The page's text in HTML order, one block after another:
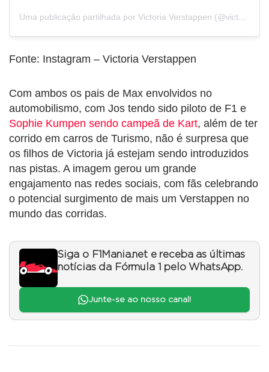
Uma publicação partilhada por Victoria Verstappen (@victoriaverstappen)
Fonte: Instagram – Victoria Verstappen
Com ambos os pais de Max envolvidos no
automobilismo, com Jos tendo sido piloto de F1 e
Sophie Kumpen sendo campeã de Kart, além de ter
corrido em carros de Turismo, não é surpresa que
os filhos de Victoria já estejam sendo introduzidos
nas pistas. A imagem gerou um grande
engajamento nas redes sociais, com fãs celebrando
o potencial surgimento de mais um Verstappen no
mundo das corridas.
Siga o F1Mania.net e receba as últimas
notícias da Fórmula 1 pelo WhatsApp.
Junte-se ao nosso canal!